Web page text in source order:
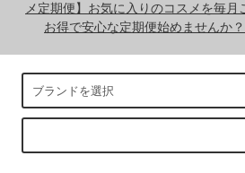
メ定期便】お気に入りのコスメを毎月
お得で安心な定期便始めませんか